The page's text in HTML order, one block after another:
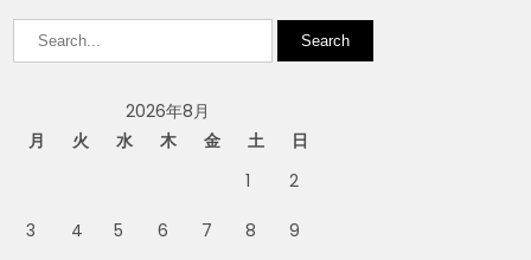
2026年8月
月
火 水 木 金 土
日
1
2
3 4 5 6 7 8 9